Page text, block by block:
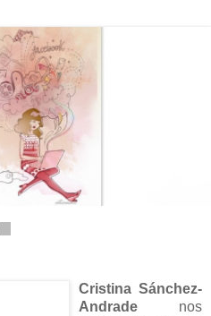
Cristina Sánchez-
Andrade nos